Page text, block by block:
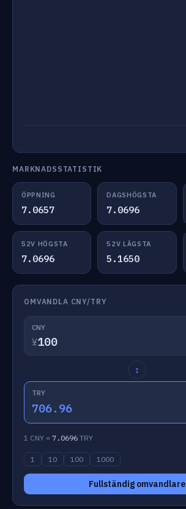
MARKNADSSTATISTIK
ÖPPNING
7.0657
DAGSHÖGSTA
7.0696
52V HÖGSTA
7.0696
52V LÄGSTA
5.1650
OMVANDLA CNY/TRY
CNY
¥
↕
TRY
706.96
1 CNY = 7.0696 TRY
1 10 100 1000
Fullständig omvandlare